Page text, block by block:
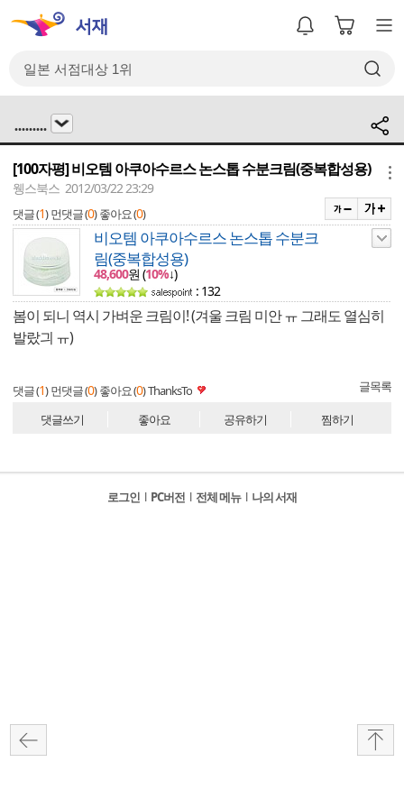
.........
[100자평] 비오템 아쿠아수르스 논스톱 수분크림(중복합성용)
웽스북스 2012/03/22 23:29
댓글 (1) 먼댓글 (0) 좋아요 (0)
비오템 아쿠아수르스 논스톱 수분크
림(중복합성용)
48,600원 (10%↓)
: 132
봄이 되니 역시 가벼운 크림이! (겨울 크림 미안 ㅠ 그래도 열심히
발랐긔 ㅠ)
댓글 (1) 먼댓글 (0) 좋아요 (0)ThanksTo 글목록
댓글쓰기 좋아요 공유하기 찜하기
로그인 l PC버전 l 전체 메뉴 l 나의 서재